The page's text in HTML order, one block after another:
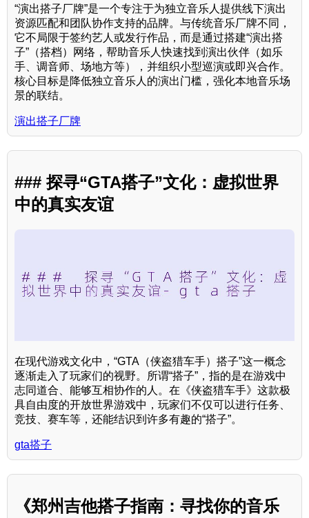
“演出搭子厂牌”是一个专注于为独立音乐人提供线下演出
资源匹配和团队协作支持的品牌。与传统音乐厂牌不同，
它不局限于签约艺人或发行作品，而是通过搭建“演出搭
子”（搭档）网络，帮助音乐人快速找到演出伙伴（如乐
手、调音师、场地方等），并组织小型巡演或即兴合作。
核心目标是降低独立音乐人的演出门槛，强化本地音乐场
景的联结。
演出搭子厂牌
### 探寻“GTA搭子”文化：虚拟世界
中的真实友谊
在现代游戏文化中，“GTA（侠盗猎车手）搭子”这一概念
逐渐走入了玩家们的视野。所谓“搭子”，指的是在游戏中
志同道合、能够互相协作的人。在《侠盗猎车手》这款极
具自由度的开放世界游戏中，玩家们不仅可以进行任务、
竞技、赛车等，还能结识到许多有趣的“搭子”。
gta搭子
《郑州吉他搭子指南：寻找你的音乐